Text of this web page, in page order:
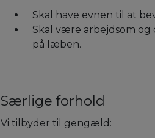
Skal have evnen til at
Skal være arbejdsom og
på læben.
Særlige forhold
Vi tilbyder til gengæld: